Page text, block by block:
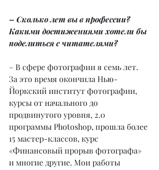
– Сколько лет вы в профессии?
Какими достижениями хотели бы
поделиться с читателями?
– В сфере фотографии я семь лет.
За это время окончила Нью-
Йоркский институт фотографии,
курсы от начального до
продвинутого уровня, 2.0
программы Photoshop, прошла более
15 мастер-классов, курс
«Финансовый прорыв фотографа»
и многие другие. Мои работы